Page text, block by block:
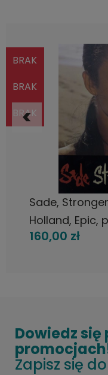
Sade,
Holland, Epic,
160,00 zł
BRAK
BRAK
BRAK
Dowiedz się
Zapisz się